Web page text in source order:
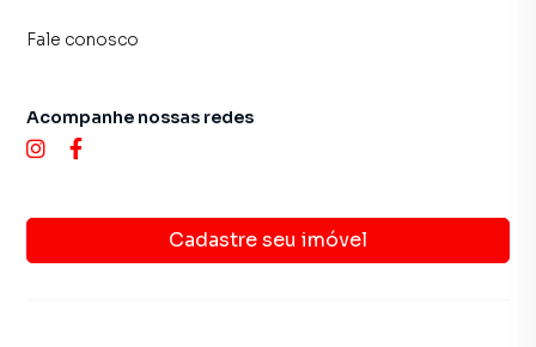
Fale conosco
Cadastre seu imóvel
Acompanhe nossas redes